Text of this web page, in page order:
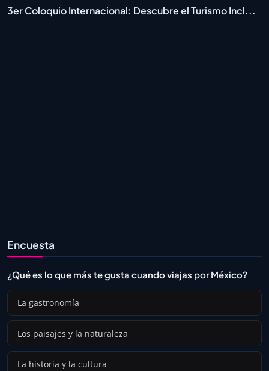
3er Coloquio Internacional: Descubre el Turismo Incl...
Encuesta
¿Qué es lo que más te gusta cuando viajas por México?
La gastronomía
Los paisajes y la naturaleza
La historia y la cultura